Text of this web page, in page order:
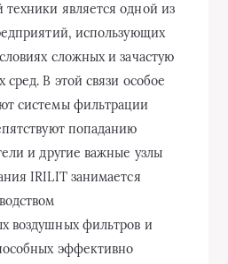
техники является одной из
использующих
сложных и зачастую
В этой связи особое
системы фильтрации
попаданию
и другие важные узлы
IRILIT занимается
воздушных фильтров и
эффективно